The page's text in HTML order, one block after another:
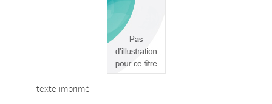
texte imprimé